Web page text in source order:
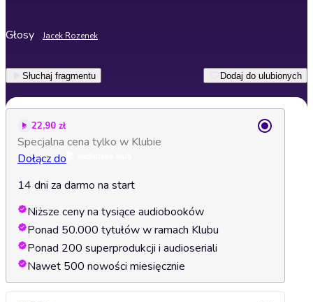
Głosy Jacek Rozenek
Słuchaj fragmentu Dodaj do ulubionych
22,90 zł
Specjalna cena tylko w Klubie
Dołącz do
14 dni za darmo na start
Niższe ceny na tysiące audiobooków
Ponad 50.000 tytułów w ramach Klubu
Ponad 200 superprodukcji i audioseriali
Nawet 500 nowości miesięcznie